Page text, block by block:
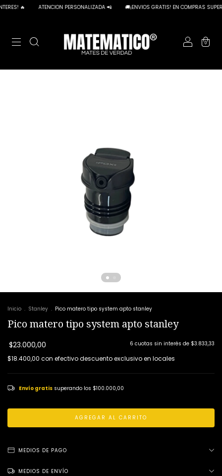
🔥 ATENCION PERSONALIZADA 📲 🚚¡ENVIOS GRATIS! EN COMPRAS
0
Inicio . Stanley . Pico matero tipo system apto stanley
Pico matero tipo system apto stanley
$23.000,00 6 cuotas sin interés de $3.833,33
$18.400,00 con efectivo descuento exclusivo en locales
Envío gratis superando los $100.000,00
MEDIOS DE PAGO
MEDIOS DE ENVÍO